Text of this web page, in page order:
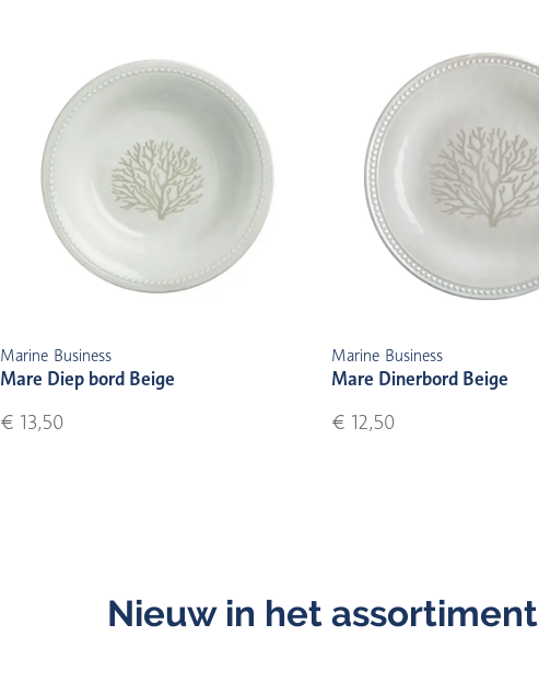
Marine Business
Mare Diep bord Beige
€ 13,50
Marine Business
Mare Dinerbord Beige
€ 12,50
Nieuw in het assortiment